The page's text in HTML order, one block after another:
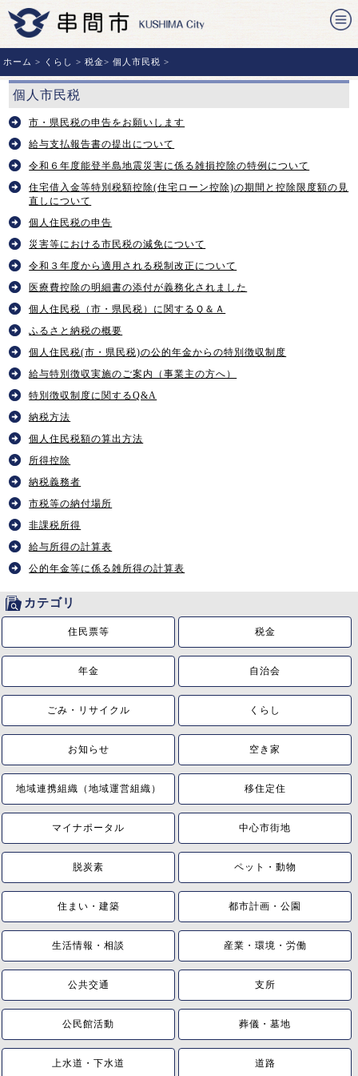
ホーム > くらし >税金>個人市民税 >
個人市民税
市・県民税の申告をお願いします
給与支払報告書の提出について
令和６年度能登半島地震災害に係る雑損控除の特例について
住宅借入金等特別税額控除(住宅ローン控除)の期間と控除限度額の見
直しについて
個人住民税の申告
災害等における市民税の減免について
令和３年度から適用される税制改正について
医療費控除の明細書の添付が義務化されました
個人住民税（市・県民税）に関するＱ＆Ａ
ふるさと納税の概要
個人住民税(市・県民税)の公的年金からの特別徴収制度
給与特別徴収実施のご案内（事業主の方へ）
特別徴収制度に関するQ&A
納税方法
個人住民税額の算出方法
所得控除
納税義務者
市税等の納付場所
非課税所得
給与所得の計算表
公的年金等に係る雑所得の計算表
カテゴリ
住民票等 税金
年金 自治会
ごみ・リサイクル くらし
お知らせ 空き家
地域連携組織（地域運営組織） 移住定住
マイナポータル 中心市街地
脱炭素 ペット・動物
住まい・建築 都市計画・公園
生活情報・相談 産業・環境・労働
公共交通 支所
公民館活動 葬儀・墓地
上水道・下水道 道路